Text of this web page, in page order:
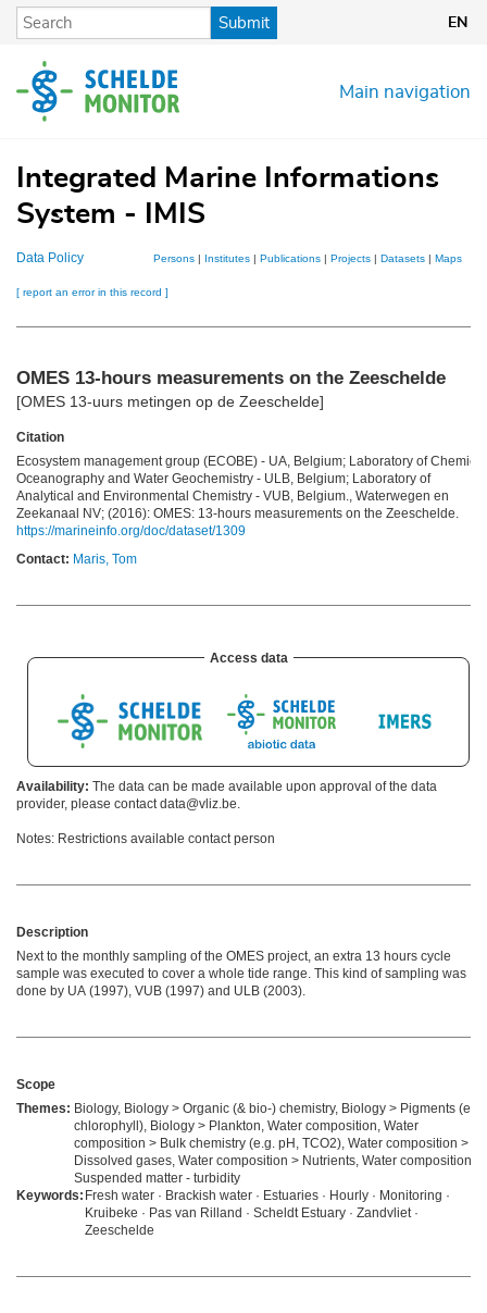
Skip
content
Submit EN
Main navigation
Integrated Marine Informations
System - IMIS
Data Policy Persons | Institutes | Publications | Projects | Datasets | Maps
[ report an error in this record ]
OMES 13-hours measurements on the Zeeschelde
[OMES 13-uurs metingen op de Zeeschelde]
Citation
Ecosystem management group (ECOBE) - UA, Belgium; Laboratory of Chemical
Oceanography and Water Geochemistry - ULB, Belgium; Laboratory of
Analytical and Environmental Chemistry - VUB, Belgium., Waterwegen en
Zeekanaal NV; (2016): OMES: 13-hours measurements on the Zeeschelde.
https://marineinfo.org/doc/dataset/1309
Contact: Maris, Tom
Access data
Availability: The data can be made available upon approval of the data
provider, please contact data@vliz.be.
Notes: Restrictions available contact person
Description
Next to the monthly sampling of the OMES project, an extra 13 hours cycle
sample was executed to cover a whole tide range. This kind of sampling was
done by UA (1997), VUB (1997) and ULB (2003).
Scope
Themes: Biology, Biology > Organic (& bio-) chemistry, Biology > Pigments (e.g.
chlorophyll), Biology > Plankton, Water composition, Water
composition > Bulk chemistry (e.g. pH, TCO2), Water composition >
Dissolved gases, Water composition > Nutrients, Water composition >
Suspended matter - turbidity
Keywords: Fresh water · Brackish water · Estuaries · Hourly · Monitoring ·
Kruibeke · Pas van Rilland · Scheldt Estuary · Zandvliet ·
Zeeschelde